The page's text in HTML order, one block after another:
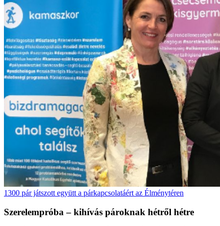
1300 pár játszott együtt a párkapcsolatáért az Élménytéren
Szerelempróba – kihívás pároknak hétről hétre